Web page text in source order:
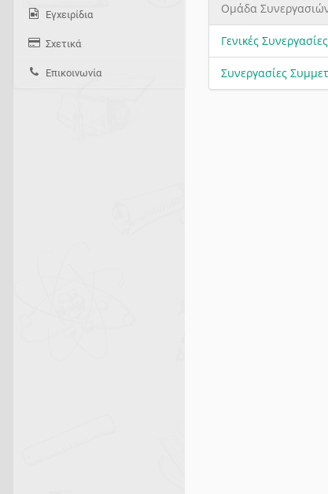
Ομάδα
Γενικές Συνεργασίες
Συνεργασίες
Εγχειρίδια
Σχετικά
Επικοινωνία